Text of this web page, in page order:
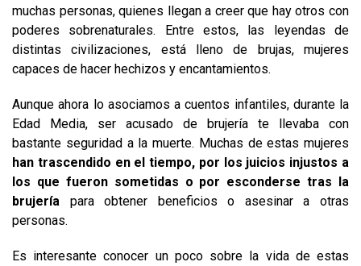
muchas personas, quienes llegan a creer que hay otros con
poderes sobrenaturales. Entre estos, las leyendas de
distintas civilizaciones, está lleno de brujas, mujeres
capaces de hacer hechizos y encantamientos.
Aunque ahora lo asociamos a cuentos infantiles, durante la
Edad Media, ser acusado de brujería te llevaba con
bastante seguridad a la muerte. Muchas de estas mujeres
han trascendido en el tiempo, por los juicios injustos a
los que fueron sometidas o por esconderse tras la
brujería para obtener beneficios o asesinar a otras
personas.
Es interesante conocer un poco sobre la vida de estas